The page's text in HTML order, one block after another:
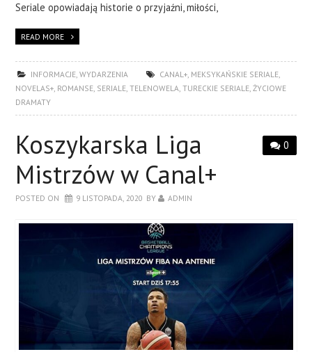
Seriale opowiadają historie o przyjaźni, miłości,
READ MORE
INFORMACJE,WYDARZENIA CANAL+, MEKSYKAŃSKIE SERIALE,
NOVELAS+, ROMANSE, SERIALE,TELENOWELA,TURECKIE SERIALE,ŻYCIOWE
DRAMATY
0
Koszykarska Liga
Mistrzów w Canal+
POSTED ON 9 LISTOPADA, 2020 BY ADMIN